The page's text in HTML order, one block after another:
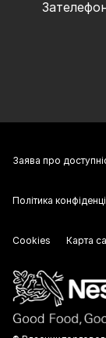
Заява про
Політика
Cookies Карта